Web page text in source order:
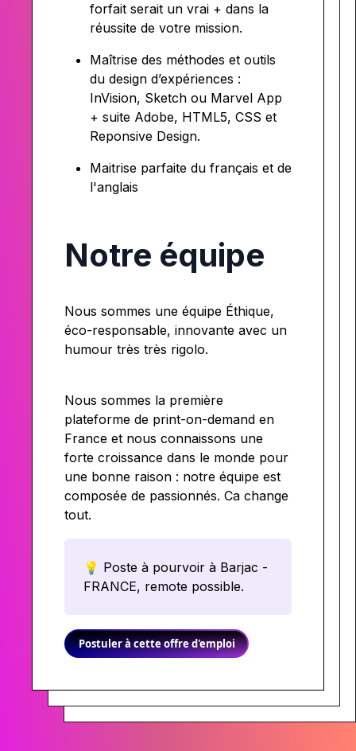
forfait serait un vrai + dans la
réussite de votre mission.
Maîtrise des méthodes et outils
du design d’expériences :
InVision, Sketch ou Marvel App
+ suite Adobe, HTML5, CSS et
Reponsive Design.
Maitrise parfaite du français et de
l'anglais
Notre équipe
Nous sommes une équipe Éthique,
éco-responsable, innovante avec un
humour très très rigolo.
Nous sommes la première
plateforme de print-on-demand en
France et nous connaissons une
forte croissance dans le monde pour
une bonne raison : notre équipe est
composée de passionnés. Ca change
tout.
💡 Poste à pourvoir à Barjac -
FRANCE, remote possible.
Postuler à cette offre d'emploi